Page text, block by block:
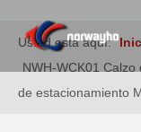
Usted está aquí:
NWH-WCK01
de estacionamiento